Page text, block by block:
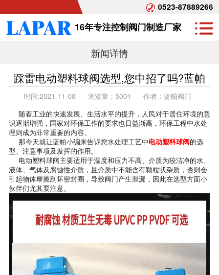
0523-87889266
16年专注控制阀门制造厂家
新闻详情
踩雷电动塑料球阀选型,您中招了吗?蓝帕
时间:2021-11-08 浏览量： 5001 作者： 蓝帕阀门
随着工业的快速发展、生活水平的提升，人民对于居住环境的意
识逐渐增强，国家对环保工作的要求也日益渐高，环保工程中水处
理则成为非常重要的内容。
那今天就让蓝帕小编来告诉您水处理工艺中电动塑料球阀 的选
型、注意事项及发挥的作用。
电动塑料球阀主要适用于温度和压力不高、介质为较洁净的水、
液体、气体及腐蚀性介质，且介质中不能含有颗粒状杂质，否则会
引起物体摩擦刮坏密封圈，导致阀门产生泄漏，因此在选型方面小
伙伴们尤其要注意。